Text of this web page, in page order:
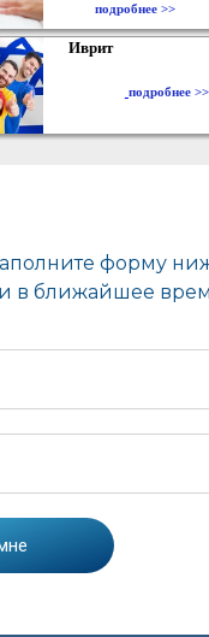
подробнее >>
Иврит
подробнее >>